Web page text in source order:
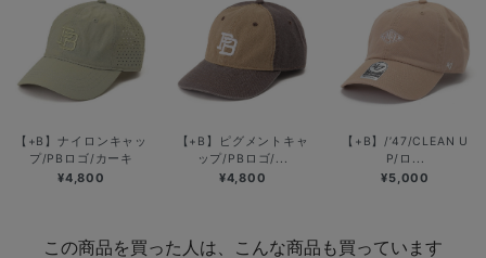
【+B】ナイロンキャッ
プ/PBロゴ/カーキ
¥4,800
【+B】ピグメントキャ
ップ/PBロゴ/...
¥4,800
【+B】/’47/CLEAN U
P/ロ...
¥5,000
この商品を買った人は、こんな商品も買っています